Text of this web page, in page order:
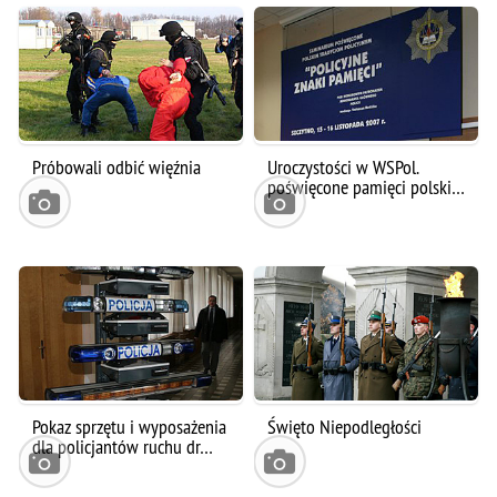
Próbowali odbić więźnia Uroczystości w WSPol.
poświęcone pamięci polski…
Pokaz sprzętu i wyposażenia
dla policjantów ruchu dr…
Święto Niepodległości